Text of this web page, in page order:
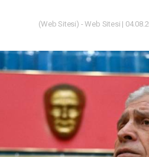
(Web Sitesi) - Web Sitesi |